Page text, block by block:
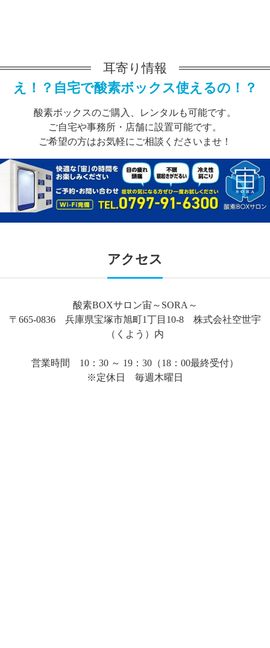
耳寄り情報
え！？自宅で酸素ボックス使えるの！？
酸素ボックスのご購入、レンタルも可能です。
ご自宅や事務所・店舗に設置可能です。
ご希望の方はお気軽にご相談くださいませ！
アクセス
酸素BOXサロン宙～SORA～
〒665-0836 兵庫県宝塚市旭町1丁目10-8 株式会社空世宇
（くよう）内
営業時間 10：30 ～ 19：30（18：00最終受付）
※定休日 毎週木曜日